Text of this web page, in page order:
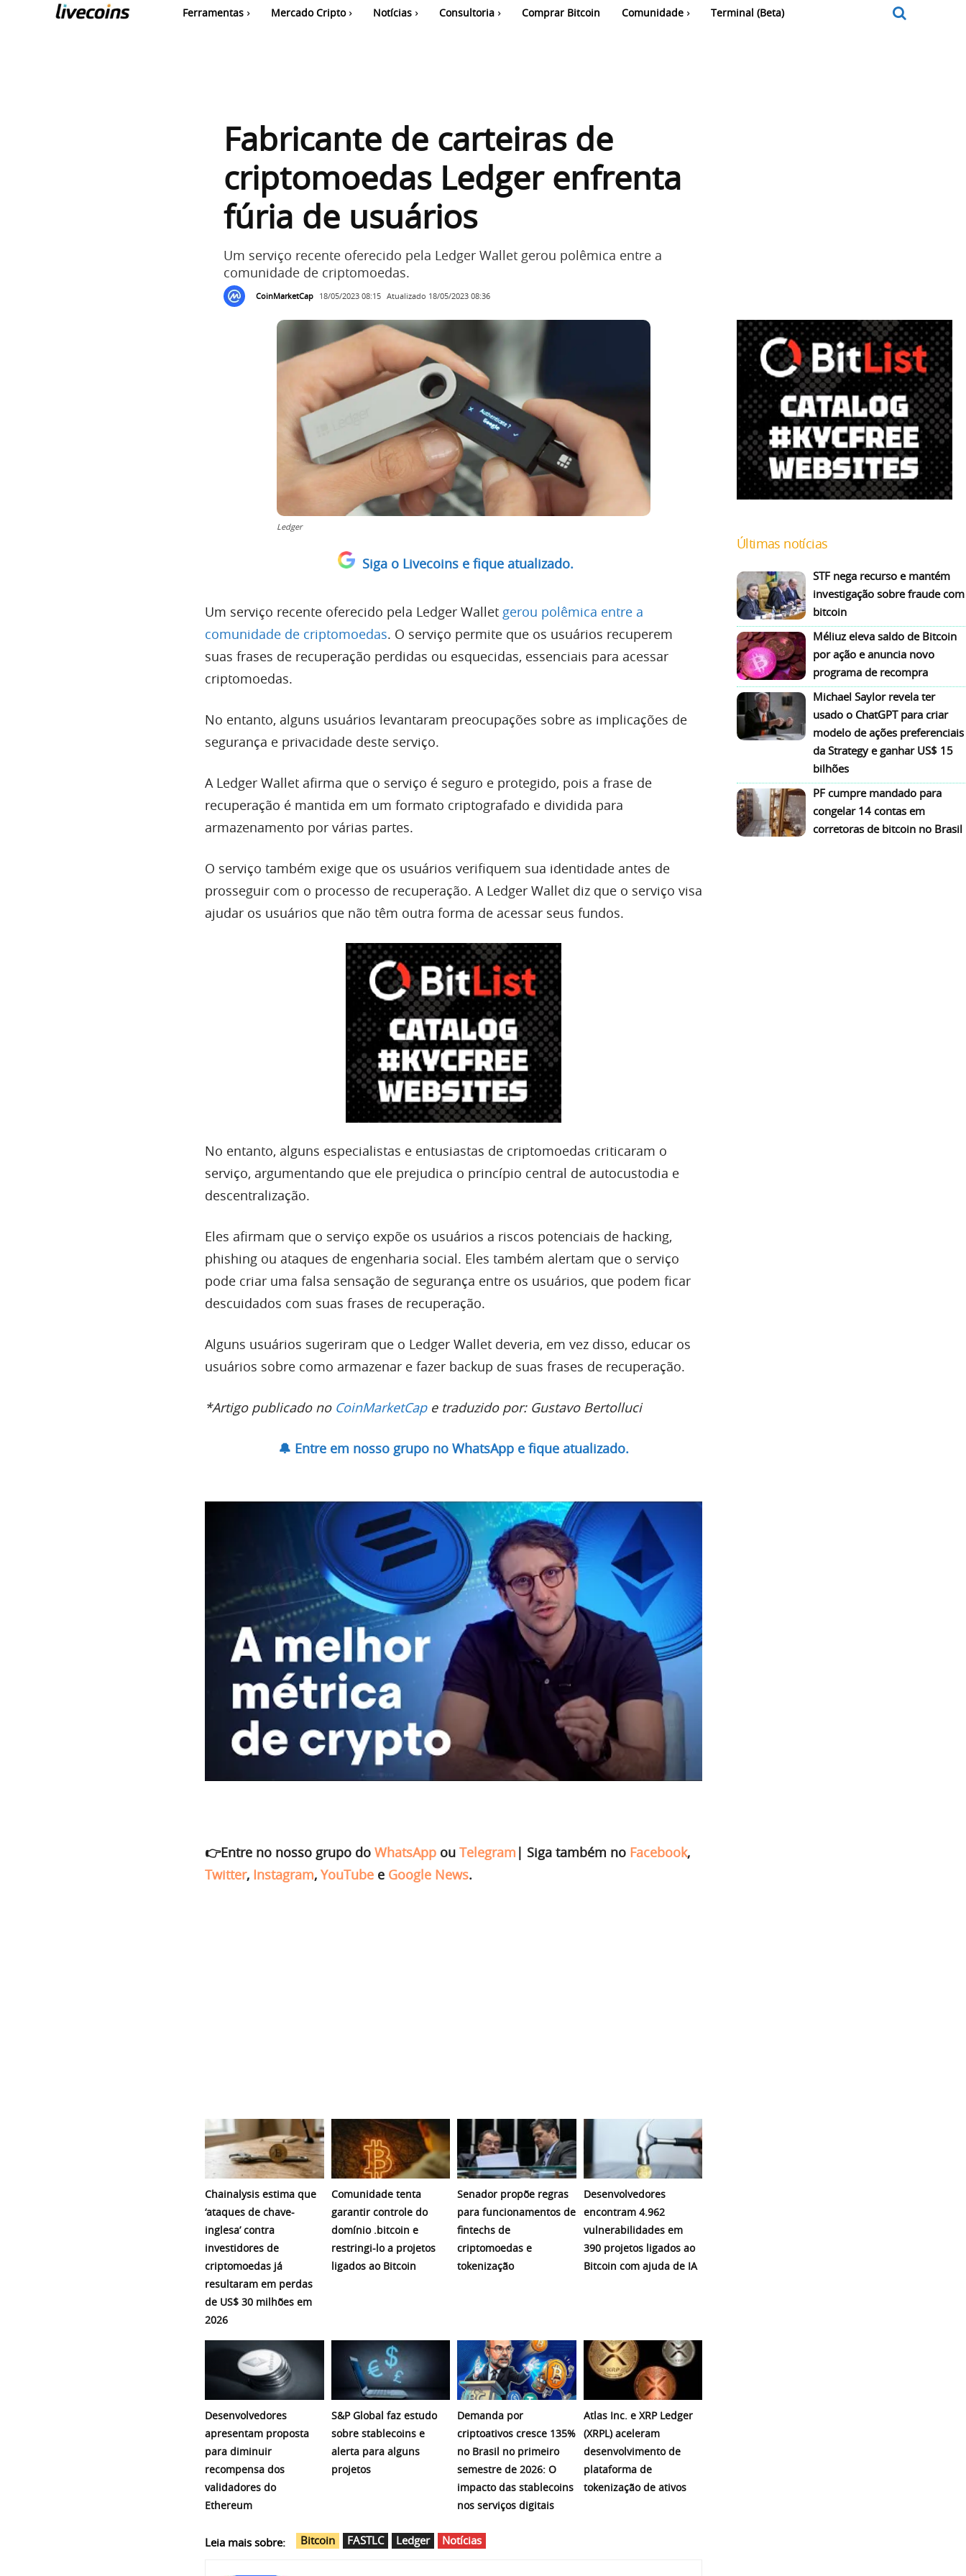
Ferramentas Mercado Cripto Notícias Consultoria Comprar Bitcoin Comunidade Terminal (Beta)
Fabricante de carteiras de
criptomoedas Ledger enfrenta
fúria de usuários
Um serviço recente oferecido pela Ledger Wallet gerou polêmica entre a
comunidade de criptomoedas.
CoinMarketCap 18/05/2023 08:15 Atualizado 18/05/2023 08:36
Ledger
Siga o Livecoins e fique atualizado.
Um serviço recente oferecido pela Ledger Wallet gerou polêmica entre a
comunidade de criptomoedas. O serviço permite que os usuários recuperem
suas frases de recuperação perdidas ou esquecidas, essenciais para acessar
criptomoedas.
No entanto, alguns usuários levantaram preocupações sobre as implicações de
segurança e privacidade deste serviço.
A Ledger Wallet afirma que o serviço é seguro e protegido, pois a frase de
recuperação é mantida em um formato criptografado e dividida para
armazenamento por várias partes.
O serviço também exige que os usuários verifiquem sua identidade antes de
prosseguir com o processo de recuperação. A Ledger Wallet diz que o serviço visa
ajudar os usuários que não têm outra forma de acessar seus fundos.
No entanto, alguns especialistas e entusiastas de criptomoedas criticaram o
serviço, argumentando que ele prejudica o princípio central de autocustodia e
descentralização.
Eles afirmam que o serviço expõe os usuários a riscos potenciais de hacking,
phishing ou ataques de engenharia social. Eles também alertam que o serviço
pode criar uma falsa sensação de segurança entre os usuários, que podem ficar
descuidados com suas frases de recuperação.
Alguns usuários sugeriram que o Ledger Wallet deveria, em vez disso, educar os
usuários sobre como armazenar e fazer backup de suas frases de recuperação.
*Artigo publicado no CoinMarketCape traduzido por: Gustavo Bertolluci
🔔 Entre em nosso grupo no WhatsApp e fique atualizado.
👉Entre no nosso grupo do WhatsApp ou Telegram | Siga também no Facebook,
Twitter, Instagram, YouTube e Google News.
Chainalysis estima que
‘ataques de chave-
inglesa’ contra
investidores de
criptomoedas já
resultaram em perdas
de US$ 30 milhões em
2026
Comunidade tenta
garantir controle do
domínio .bitcoin e
restringi-lo a projetos
ligados ao Bitcoin
Senador propõe regras
para funcionamentos de
fintechs de
criptomoedas e
tokenização
Desenvolvedores
encontram 4.962
vulnerabilidades em
390 projetos ligados ao
Bitcoin com ajuda de IA
Desenvolvedores
apresentam proposta
para diminuir
recompensa dos
validadores do
Ethereum
S&P Global faz estudo
sobre stablecoins e
alerta para alguns
projetos
Demanda por
criptoativos cresce 135%
no Brasil no primeiro
semestre de 2026: O
impacto das stablecoins
nos serviços digitais
Atlas Inc. e XRP Ledger
(XRPL) aceleram
desenvolvimento de
plataforma de
tokenização de ativos
Leia mais sobre: Bitcoin FASTLC Ledger Notícias
Últimas notícias
STF nega recurso e mantém
investigação sobre fraude com
bitcoin
Méliuz eleva saldo de Bitcoin
por ação e anuncia novo
programa de recompra
Michael Saylor revela ter
usado o ChatGPT para criar
modelo de ações preferenciais
da Strategy e ganhar US$ 15
bilhões
PF cumpre mandado para
congelar 14 contas em
corretoras de bitcoin no Brasil